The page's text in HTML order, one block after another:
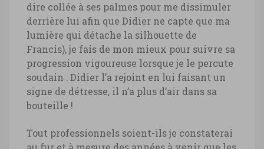
dire collée à ses palmes pour me dissimuler
derrière lui afin que Didier ne capte que ma
lumière qui détache la silhouette de
Francis), je fais de mon mieux pour suivre sa
progression vigoureuse lorsque je le percute
soudain : Didier l’a rejoint en lui faisant un
signe de détresse, il n’a plus d’air dans sa
bouteille !
Tout professionnels soient-ils je constaterai